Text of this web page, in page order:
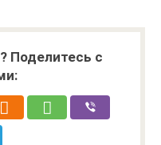
Поделитесь с